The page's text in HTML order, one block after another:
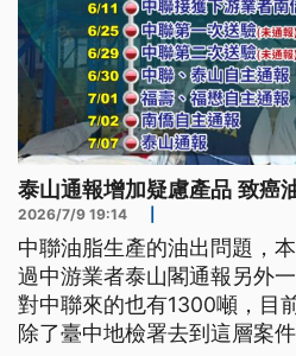
泰山通報增加疑慮產品 致癌
2026/7/9 19:14
中聯油脂生產的油出問題，
過中游業者泰山閣通報另外
對中聯來的也有1300噸，目
除了臺中地檢署去到這層案